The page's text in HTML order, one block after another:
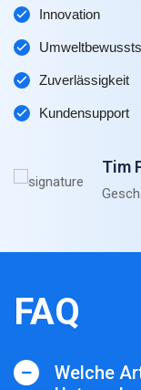
Innovation
Zuverlässigkeit
Kundensupport
Tim
FAQ
Welche